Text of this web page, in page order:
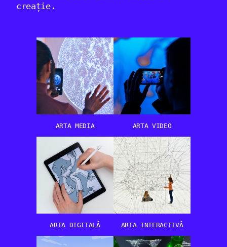
creație.
ARTA MEDIA ARTA VIDEO
ARTA DIGITALĂ ARTA INTERACTIVĂ